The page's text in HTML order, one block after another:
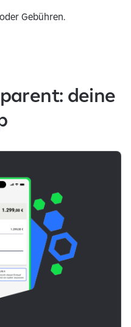
Gebühren.
deine